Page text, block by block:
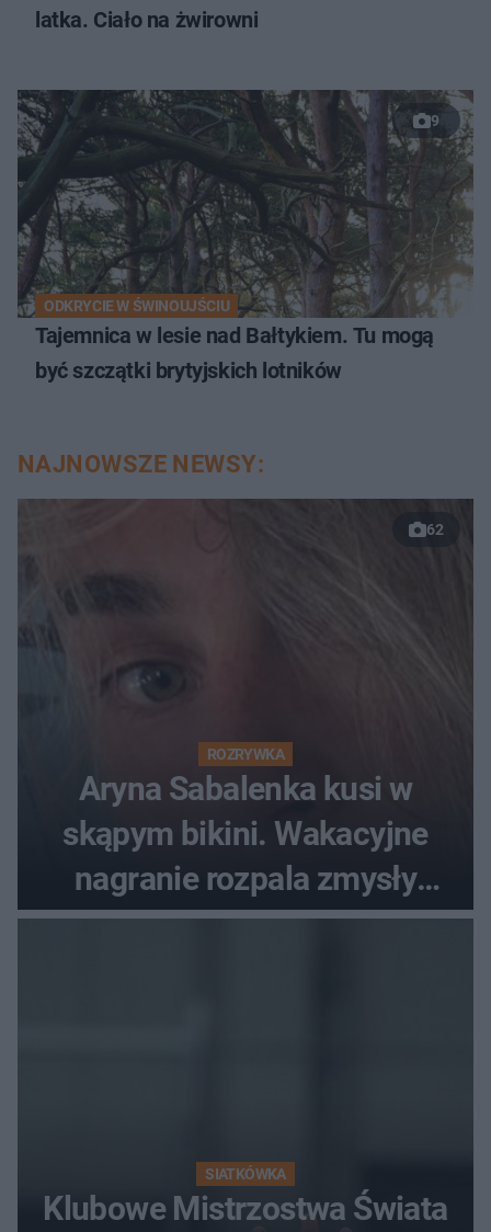
latka. Ciało na żwirowni
9
ODKRYCIE W ŚWINOUJŚCIU
Tajemnica w lesie nad Bałtykiem. Tu mogą
być szczątki brytyjskich lotników
NAJNOWSZE NEWSY:
62
ROZRYWKA
Aryna Sabalenka kusi w
skąpym bikini. Wakacyjne
nagranie rozpala zmysły
fanów
SIATKÓWKA
Klubowe Mistrzostwa Świata